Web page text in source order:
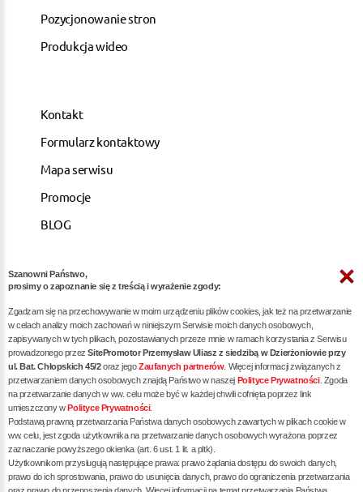
Pozycjonowanie stron
Produkcja wideo
Kontakt
Formularz kontaktowy
Mapa serwisu
Promocje
BLOG
ARTYKUŁY
Pozycjonowanie dla kancelarii notarialnych -
skuteczna promocja w internecie
Skuteczne Pozycjonowanie, Marketing internetowy i
Reklama dla Siłowni oraz Trenerów Personalnych
Pozycjonowanie / reklama dla dietetyka - zwiększ
liczbę pacjentów poprzez skuteczne SEO
Pozycjonowanie dla restauracji / gastronomii -
skuteczna promocja Twojego lokalu w internecie
Szanowni Państwo,
prosimy o zapoznanie się z treścią i wyrażenie zgody:
Zgadzam się na przechowywanie w moim urządzeniu plików cookies, jak też na przetwarzanie
w celach analizy moich zachowań w niniejszym Serwisie moich danych osobowych,
zapisywanych w tych plikach, pozostawianych przeze mnie w ramach korzystania z Serwisu
prowadzonego przezSitePromotor Przemysław Uliasz z siedzibą w Dzierżoniowie przy
ul. Bat. Chłopskich 45/2oraz jegoZaufanych partnerów. Więcej informacji związanych z
przetwarzaniem danych osobowych znajdą Państwo w naszej Polityce Prywatności. Zgoda
na przetwarzanie danych w ww. celu może być w każdej chwili cofnięta poprzez link
umieszczony wPolityce Prywatności.
Podstawą prawną przetwarzania Państwa danych osobowych zawartych w plikach cookie w
ww. celu, jest zgoda użytkownika na przetwarzanie danych osobowych wyrażona poprzez
zaznaczanie powyższego okienka (art. 6 ust. 1 lit. a pltk).
Użytkownikom przysługują następujące prawa: prawo żądania dostępu do swoich danych,
prawo do ich sprostowania, prawo do usunięcia danych, prawo do ograniczenia przetwarzania